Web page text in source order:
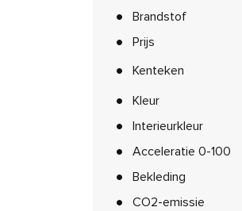
Brandstof
Prijs
Kenteken
Kleur
Interieurkleur
Acceleratie 0-100
Bekleding
CO2-emissie